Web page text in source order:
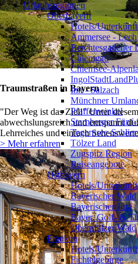
Traumstraßen in Bayern
"Der Weg ist das Ziel!" Unter
abwechslungsreich und entspannt
Lehrreiches und einfach
> Mehr erfahren
Urlaubsregionen
Oberbayern
Hotels/
Ammersee - Lech
Berchtesgadener
Chiemgau
Chiemsee-
Inn - Salzach
Münchner
Pfaffenwinkel
Starnberger
Tegernsee-
Tölzer Land
Zugspitz Region
Reiseangebote
Ostbayern
Hotels/
Bayerischer Wald
Bayerischer Jura
Bayer. Golf- &
Oberpfälzer Wald
Franken
Hotels/
Fichtelgebirge